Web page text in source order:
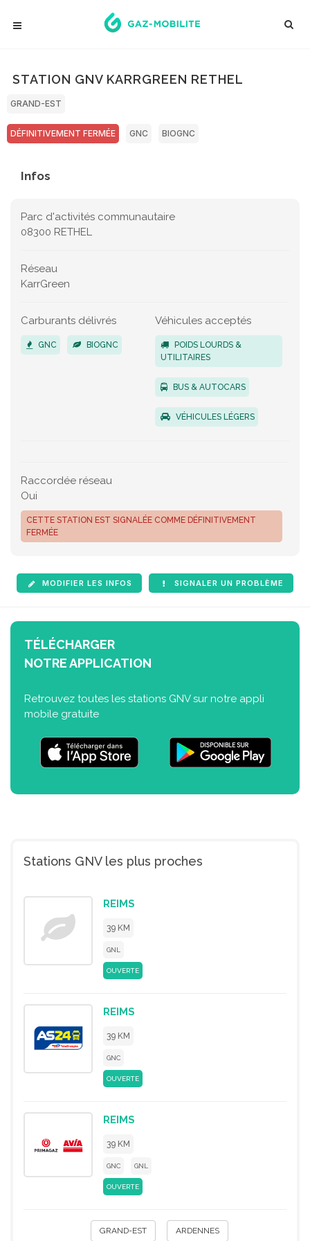
STATION GNV KARRGREEN RETHEL
GRAND-EST
DÉFINITIVEMENT FERMÉE GNC BIOGNC
Infos
Parc d'activités communautaire
08300 RETHEL
Réseau
KarrGreen
Carburants délivrés
GNC BIOGNC
Véhicules acceptés
POIDS LOURDS &
UTILITAIRES
BUS & AUTOCARS
VÉHICULES LÉGERS
Raccordée réseau
Oui
CETTE STATION EST SIGNALÉE COMME DÉFINITIVEMENT
FERMÉE
MODIFIER LES INFOS SIGNALER UN PROBLÈME
TÉLÉCHARGER
NOTRE APPLICATION
Retrouvez toutes les stations GNV sur notre appli
mobile gratuite
Stations GNV les plus proches
REIMS
39 KM
GNL
OUVERTE
REIMS
39 KM
GNC
OUVERTE
REIMS
39 KM
GNC GNL
OUVERTE
GRAND-EST ARDENNES